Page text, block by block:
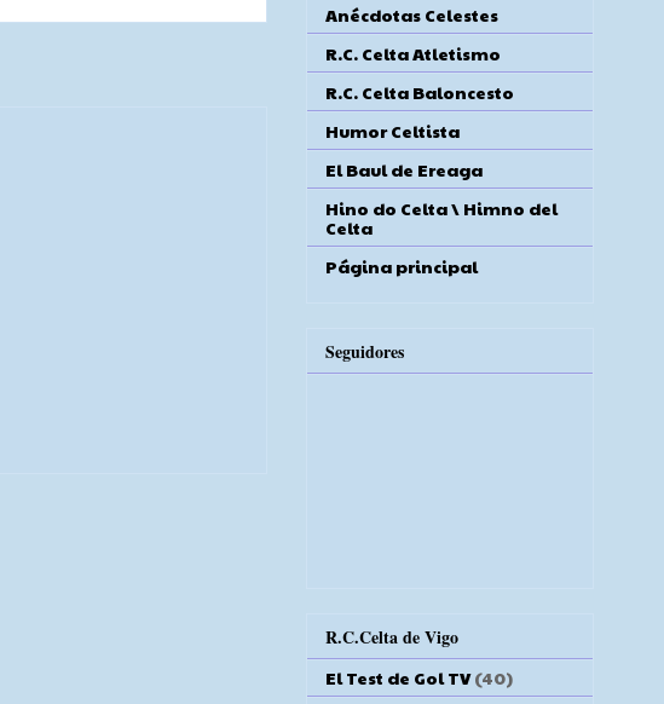
Anécdotas Celestes
R.C. Celta Atletismo
R.C. Celta Baloncesto
Humor Celtista
El Baul de Ereaga
Hino do Celta \ Himno del
Celta
Página principal
Seguidores
R.C.Celta de Vigo
El Test de Gol TV (40)